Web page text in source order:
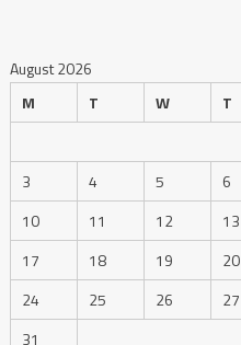
August 2026
M
T W T
3
4 5 6
10
11 12 13
17
18 19 20
24
25 26 27
31